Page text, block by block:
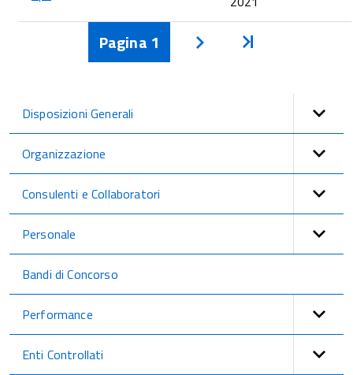
Pagina 1
Disposizioni Generali
Organizzazione
Consulenti e Collaboratori
Personale
Bandi di Concorso
Performance
Enti Controllati